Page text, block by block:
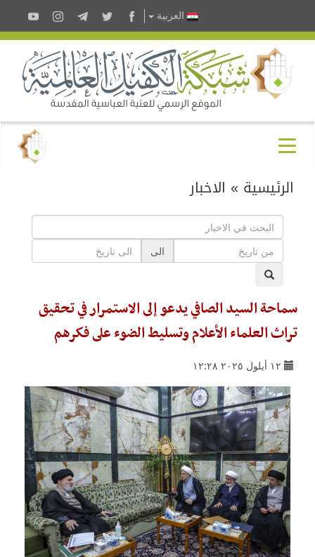
العربية
الرئيسية » الاخبار
الى
سماحة السيد الصافي يدعو إلى الاستمرار في تحقيق
تراث العلماء الأعلام وتسليط الضوء على فكرهم
١٢ أيلول ٢٠٢٥ ١٢:٢٨